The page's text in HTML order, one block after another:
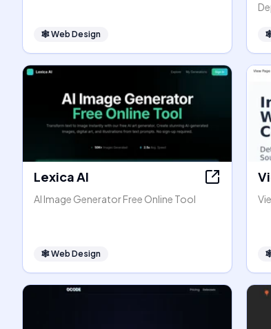
🕸Web Design
Lexica AI
AI Image Generator Free Online Tool
🕸Web Design